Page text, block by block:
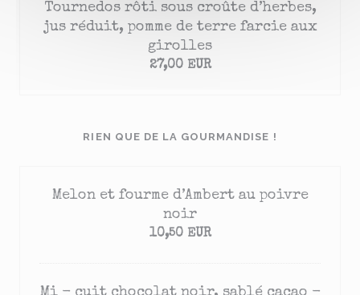
Tournedos rôti sous croûte d’herbes,
jus réduit, pomme de terre farcie aux
girolles
27,00 EUR
RIEN QUE DE LA GOURMANDISE !
Melon et fourme d’Ambert au poivre
noir
10,50 EUR